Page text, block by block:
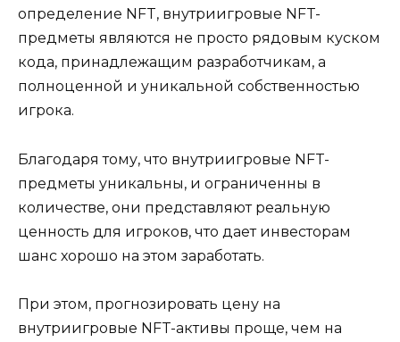
определение NFT, внутриигровые NFT-
предметы являются не просто рядовым куском
кода, принадлежащим разработчикам, а
полноценной и уникальной собственностью
игрока.
Благодаря тому, что внутриигровые NFT-
предметы уникальны, и ограниченны в
количестве, они представляют реальную
ценность для игроков, что дает инвесторам
шанс хорошо на этом заработать.
При этом, прогнозировать цену на
внутриигровые NFT-активы проще, чем на